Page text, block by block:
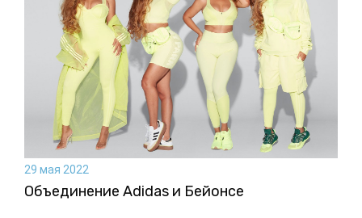
29 мая 2022
Объединение Adidas и Бейонсе